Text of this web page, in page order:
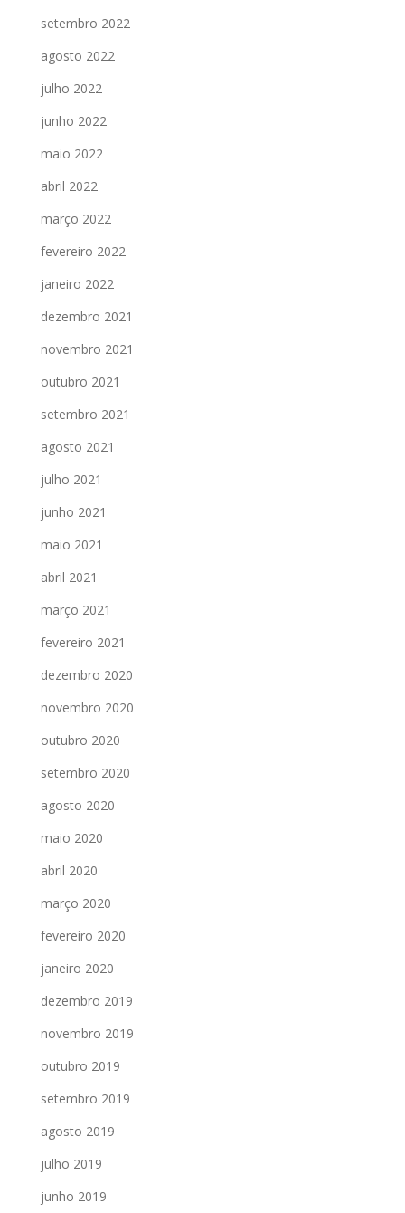
setembro 2022
agosto 2022
julho 2022
junho 2022
maio 2022
abril 2022
março 2022
fevereiro 2022
janeiro 2022
dezembro 2021
novembro 2021
outubro 2021
setembro 2021
agosto 2021
julho 2021
junho 2021
maio 2021
abril 2021
março 2021
fevereiro 2021
dezembro 2020
novembro 2020
outubro 2020
setembro 2020
agosto 2020
maio 2020
abril 2020
março 2020
fevereiro 2020
janeiro 2020
dezembro 2019
novembro 2019
outubro 2019
setembro 2019
agosto 2019
julho 2019
junho 2019